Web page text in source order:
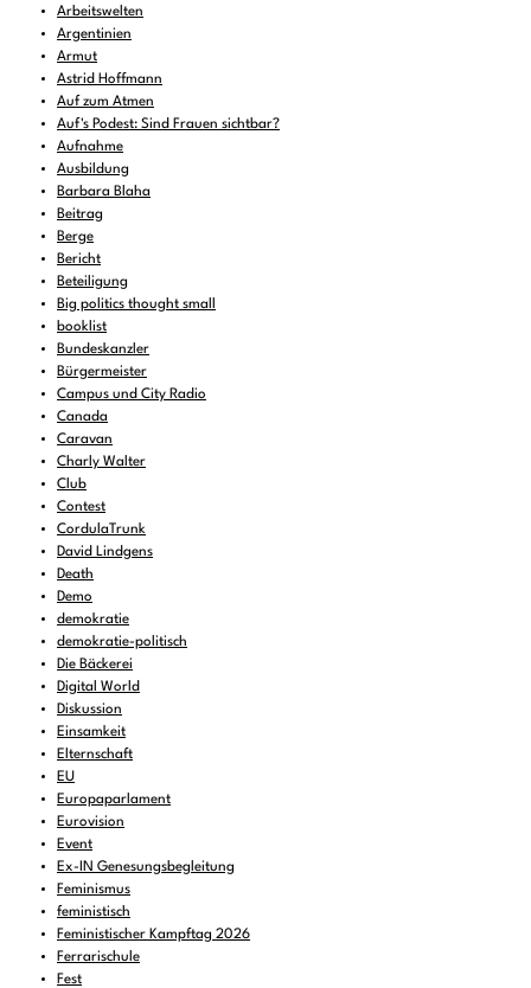
Arbeitswelten
Argentinien
Armut
Astrid Hoffmann
Auf zum Atmen
Auf's Podest: Sind Frauen sichtbar?
Aufnahme
Ausbildung
Barbara Blaha
Beitrag
Berge
Bericht
Beteiligung
Big politics thought small
booklist
Bundeskanzler
Bürgermeister
Campus und City Radio
Canada
Caravan
Charly Walter
Club
Contest
CordulaTrunk
David Lindgens
Death
Demo
demokratie
demokratie-politisch
Die Bäckerei
Digital World
Diskussion
Einsamkeit
Elternschaft
EU
Europaparlament
Eurovision
Event
Ex-IN Genesungsbegleitung
Feminismus
feministisch
Feministischer Kampftag 2026
Ferrarischule
Fest